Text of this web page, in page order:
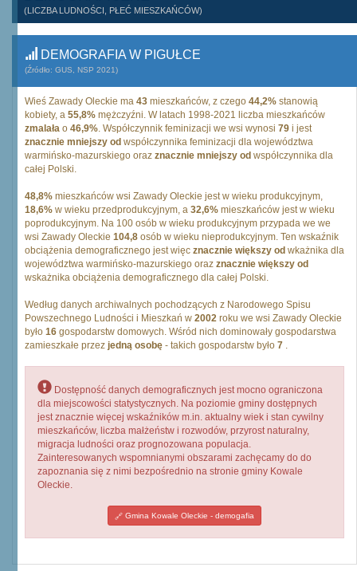
(LICZBA LUDNOŚCI, PŁEĆ MIESZKAŃCÓW)
DEMOGRAFIA W PIGUŁCE
(Źródło: GUS, NSP 2021)
Wieś Zawady Oleckie ma 43 mieszkańców, z czego 44,2% stanowią
kobiety, a 55,8% mężczyźni. W latach 1998-2021 liczba mieszkańców
zmalała o 46,9%. Współczynnik feminizacji we wsi wynosi 79 i jest
znacznie mniejszy od współczynnika feminizacji dla województwa
warmińsko-mazurskiego oraz znacznie mniejszy od współczynnika dla
całej Polski.
48,8% mieszkańców wsi Zawady Oleckie jest w wieku produkcyjnym,
18,6% w wieku przedprodukcyjnym, a 32,6% mieszkańców jest w wieku
poprodukcyjnym. Na 100 osób w wieku produkcyjnym przypada we we
wsi Zawady Oleckie 104,8 osób w wieku nieprodukcyjnym. Ten wskaźnik
obciążenia demograficznego jest więc znacznie większy od wkażnika dla
województwa warmińsko-mazurskiego oraz znacznie większy od
wskażnika obciążenia demograficznego dla całej Polski.
Według danych archiwalnych pochodzących z Narodowego Spisu
Powszechnego Ludności i Mieszkań w 2002 roku we wsi Zawady Oleckie
było 16 gospodarstw domowych. Wśród nich dominowały gospodarstwa
zamieszkałe przez jedną osobę - takich gospodarstw było 7 .
Dostępność danych demograficznych jest mocno ograniczona
dla miejscowości statystycznych. Na poziomie gminy dostępnych
jest znacznie więcej wskaźników m.in. aktualny wiek i stan cywilny
mieszkańców, liczba małżeństw i rozwodów, przyrost naturalny,
migracja ludności oraz prognozowana populacja.
Zainteresowanych wspomnianymi obszarami zachęcamy do do
zapoznania się z nimi bezpośrednio na stronie gminy Kowale
Oleckie.
Gmina Kowale Oleckie - demogafia